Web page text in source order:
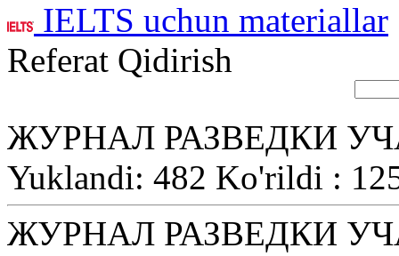
IELTS uchun materiallar
Referat Qidirish
ЖУРНАЛ РАЗВЕДКИ
Yuklandi: 482 Ko'rildi :
ЖУРНАЛ РАЗВЕДКИ